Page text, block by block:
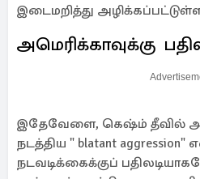
இடைமறித்து
அமெரிக்காவுக்கு
இதேவேளை, கெஷ்ம் தீவில்
நடத்திய " blatant aggression"
நடவடிக்கைக்குப்